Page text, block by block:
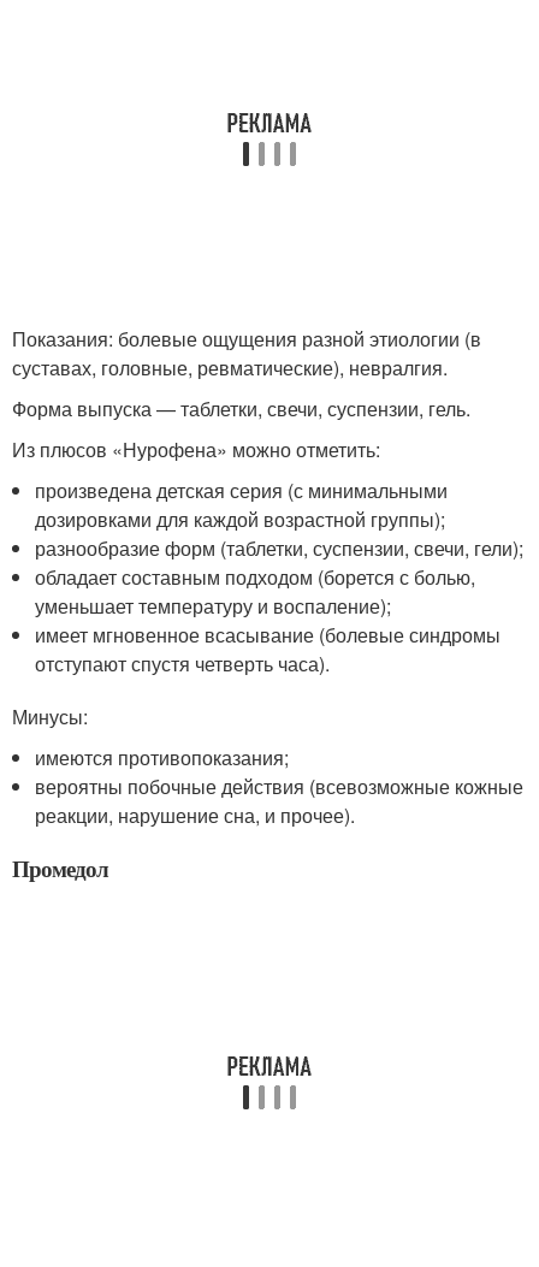
Показания: болевые ощущения разной этиологии (в
суставах, головные, ревматические), невралгия.
Форма выпуска — таблетки, свечи, суспензии, гель.
Из плюсов «Нурофена» можно отметить:
произведена детская серия (с минимальными
дозировками для каждой возрастной группы);
разнообразие форм (таблетки, суспензии, свечи, гели);
обладает составным подходом (борется с болью,
уменьшает температуру и воспаление);
имеет мгновенное всасывание (болевые синдромы
отступают спустя четверть часа).
Минусы:
имеются противопоказания;
вероятны побочные действия (всевозможные кожные
реакции, нарушение сна, и прочее).
Промедол